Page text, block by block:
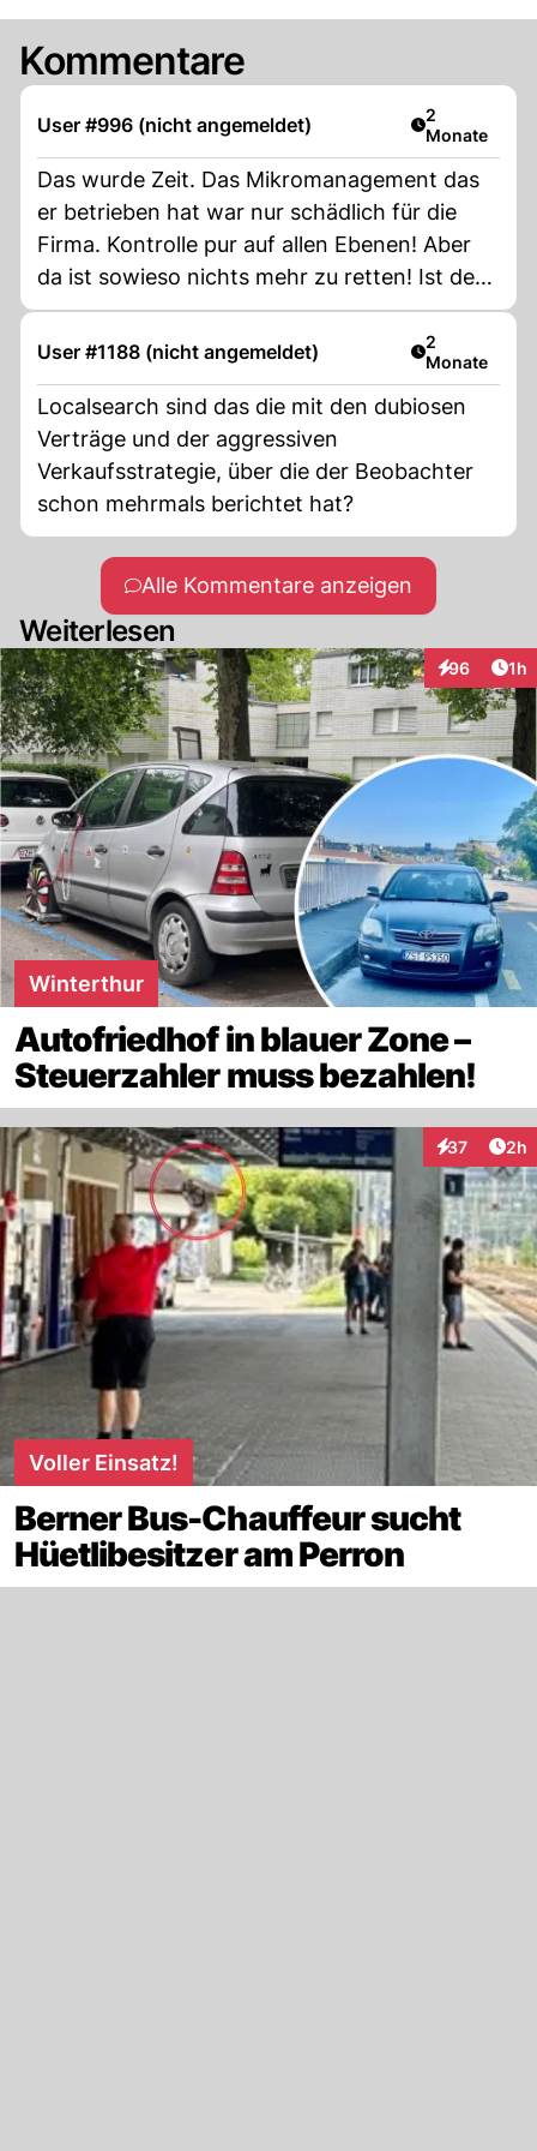
Kommentare
User #996 (nicht angemeldet) Artikel
2
Monate
Das wurde Zeit. Das Mikromanagement das
er betrieben hat war nur schädlich für die
Firma. Kontrolle pur auf allen Ebenen! Aber
da ist sowieso nichts mehr zu retten! Ist der
Ruf mal ruiniert, lebt sichs ungeniert! Und der
Ruf der Firma ist eh im Eimer!
User #1188 (nicht angemeldet) Artikel
2
Monate
Localsearch sind das die mit den dubiosen
Verträge und der aggressiven
Verkaufsstrategie, über die der Beobachter
schon mehrmals berichtet hat?
Alle Kommentare anzeigen
Weiterlesen
96
Interaktionen
1h
Winterthur
Autofriedhof in blauer Zone –
Steuerzahler muss bezahlen!
37
Interaktionen
2h
Voller Einsatz!
Berner Bus-Chauffeur sucht
Hüetlibesitzer am Perron